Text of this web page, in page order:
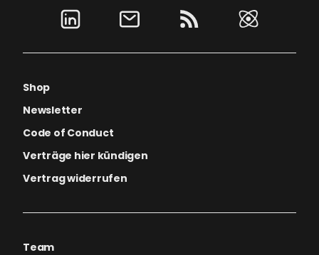
Shop
Newsletter
Code of Conduct
Verträge hier kündigen
Vertrag widerrufen
Team